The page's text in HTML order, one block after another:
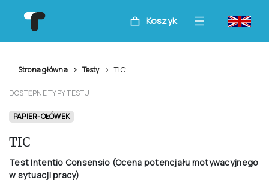
Koszyk
Strona główna Testy TIC
DOSTĘPNE TYPY TESTU
PAPIER-OŁÓWEK
TIC
Test Intentio Consensio (Ocena potencjału motywacyjnego
w sytuacji pracy)